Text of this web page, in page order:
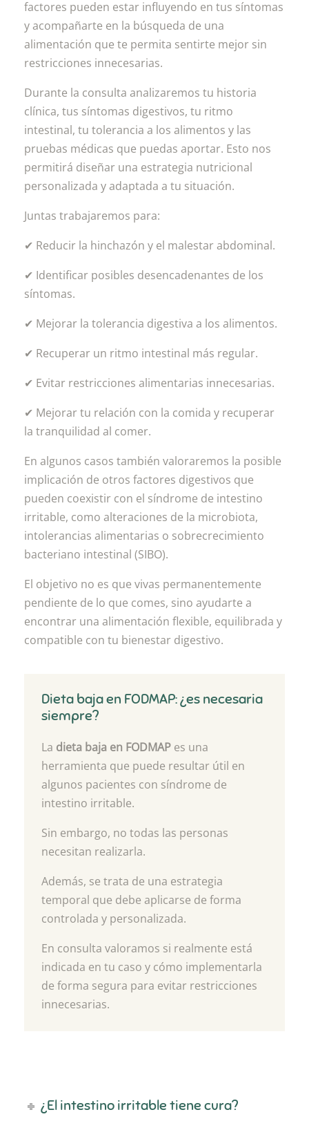
factores pueden estar influyendo en tus síntomas
y acompañarte en la búsqueda de una
alimentación que te permita sentirte mejor sin
restricciones innecesarias.
Durante la consulta analizaremos tu historia
clínica, tus síntomas digestivos, tu ritmo
intestinal, tu tolerancia a los alimentos y las
pruebas médicas que puedas aportar. Esto nos
permitirá diseñar una estrategia nutricional
personalizada y adaptada a tu situación.
Juntas trabajaremos para:
✔ Reducir la hinchazón y el malestar abdominal.
✔ Identificar posibles desencadenantes de los
síntomas.
✔ Mejorar la tolerancia digestiva a los alimentos.
✔ Recuperar un ritmo intestinal más regular.
✔ Evitar restricciones alimentarias innecesarias.
✔ Mejorar tu relación con la comida y recuperar
la tranquilidad al comer.
En algunos casos también valoraremos la posible
implicación de otros factores digestivos que
pueden coexistir con el síndrome de intestino
irritable, como alteraciones de la microbiota,
intolerancias alimentarias o sobrecrecimiento
bacteriano intestinal (SIBO).
El objetivo no es que vivas permanentemente
pendiente de lo que comes, sino ayudarte a
encontrar una alimentación flexible, equilibrada y
compatible con tu bienestar digestivo.
Dieta baja en FODMAP: ¿es necesaria
siempre?
La dieta baja en FODMAP es una
herramienta que puede resultar útil en
algunos pacientes con síndrome de
intestino irritable.
Sin embargo, no todas las personas
necesitan realizarla.
Además, se trata de una estrategia
temporal que debe aplicarse de forma
controlada y personalizada.
En consulta valoramos si realmente está
indicada en tu caso y cómo implementarla
de forma segura para evitar restricciones
innecesarias.
¿El intestino irritable tiene cura?